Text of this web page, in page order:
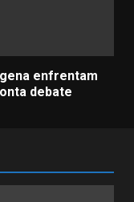
enfrentam
debate